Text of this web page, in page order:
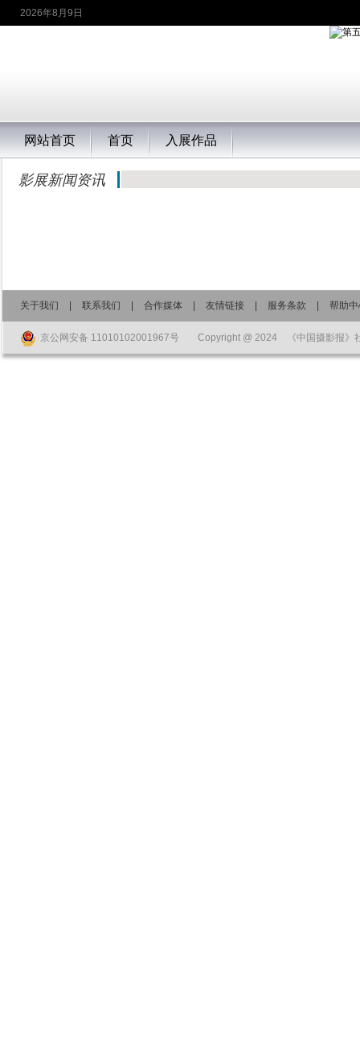
2026年8月9日
网站首页 首页 入展作品
影展新闻资讯
关于我们 联系我们 合作媒体 友情链接 服务条款 帮助
京公网安备 11010102001967号 Copyright @ 2024 《中国摄影报